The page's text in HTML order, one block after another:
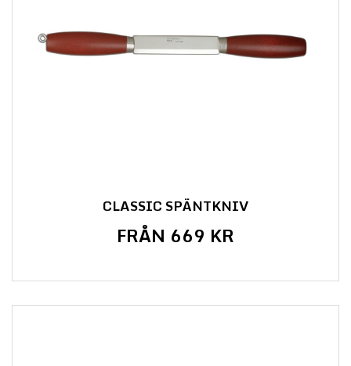
CLASSIC SPÄNTKNIV
FRÅN 669 KR